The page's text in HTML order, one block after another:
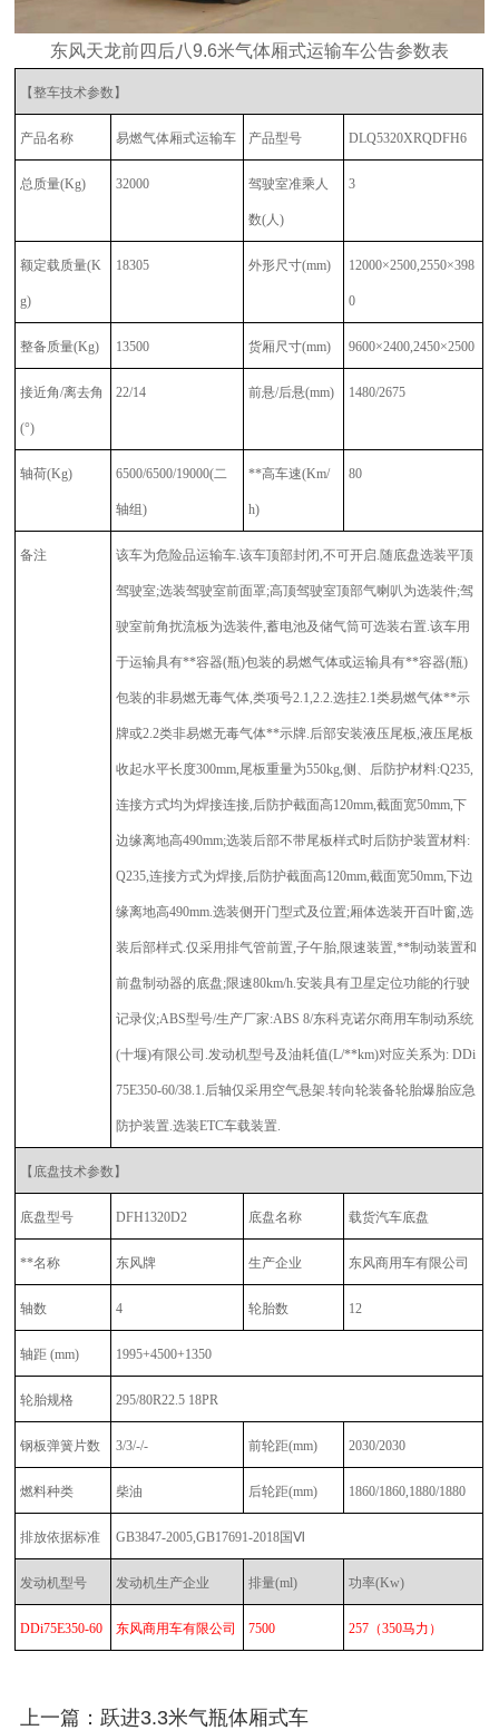
东风天龙前四后八9.6米气体厢式运输车公告参数表
【整车技术参数】
产品名称 易燃气体厢式运输车 产品型号 DLQ5320XRQDFH6
总质量(Kg) 32000 驾驶室准乘人
数(人)
3
额定载质量(K
g)
18305 外形尺寸(mm) 12000×2500,2550×398
0
整备质量(Kg) 13500 货厢尺寸(mm) 9600×2400,2450×2500
接近角/离去角
(°)
22/14 前悬/后悬(mm) 1480/2675
轴荷(Kg) 6500/6500/19000(二
轴组)
**高车速(Km/
h)
80
备注 该车为危险品运输车.该车顶部封闭,不可开启.随底盘选装平顶
驾驶室;选装驾驶室前面罩;高顶驾驶室顶部气喇叭为选装件;驾
驶室前角扰流板为选装件,蓄电池及储气筒可选装右置.该车用
于运输具有**容器(瓶)包装的易燃气体或运输具有**容器(瓶)
包装的非易燃无毒气体,类项号2.1,2.2.选挂2.1类易燃气体**示
牌或2.2类非易燃无毒气体**示牌.后部安装液压尾板,液压尾板
收起水平长度300mm,尾板重量为550kg,侧、后防护材料:Q235,
连接方式均为焊接连接,后防护截面高120mm,截面宽50mm,下
边缘离地高490mm;选装后部不带尾板样式时后防护装置材料:
Q235,连接方式为焊接,后防护截面高120mm,截面宽50mm,下边
缘离地高490mm.选装侧开门型式及位置;厢体选装开百叶窗,选
装后部样式.仅采用排气管前置,子午胎,限速装置,**制动装置和
前盘制动器的底盘;限速80km/h.安装具有卫星定位功能的行驶
记录仪;ABS型号/生产厂家:ABS 8/东科克诺尔商用车制动系统
(十堰)有限公司.发动机型号及油耗值(L/**km)对应关系为: DDi
75E350-60/38.1.后轴仅采用空气悬架.转向轮装备轮胎爆胎应急
防护装置.选装ETC车载装置.
【底盘技术参数】
底盘型号 DFH1320D2 底盘名称 载货汽车底盘
**名称 东风牌 生产企业 东风商用车有限公司
轴数 4 轮胎数 12
轴距 (mm) 1995+4500+1350
轮胎规格 295/80R22.5 18PR
钢板弹簧片数 3/3/-/- 前轮距(mm) 2030/2030
燃料种类 柴油 后轮距(mm) 1860/1860,1880/1880
排放依据标准 GB3847-2005,GB17691-2018国Ⅵ
发动机型号 发动机生产企业 排量(ml) 功率(Kw)
DDi75E350-60 东风商用车有限公司 7500 257 （350马力 ）
上一篇：跃进3.3米气瓶体厢式车